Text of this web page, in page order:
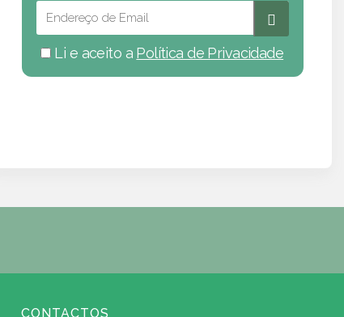
Li e aceito a Política de Privacidade
CONTACTOS